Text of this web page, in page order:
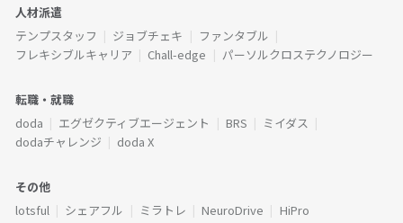
人材派遣
テンプスタッフ
ジョブチェキ
ファンタブル
フレキシブルキャリア
Chall-edge パーソルクロステクノロジー
転職・就職
doda
エグゼクティブエージェント BRS
ミイダス
dodaチャレンジ
doda X
その他
lotsful
シェアフル ミラトレ NeuroDrive HiPro